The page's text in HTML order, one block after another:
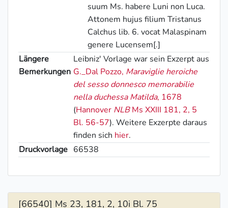
suum Ms. habere Luni non Luca.
Attonem hujus filium Tristanus
Calchus lib. 6. vocat Malaspinam
genere Lucensem[.]
Längere
Bemerkungen
Leibniz' Vorlage war sein Exzerpt aus
G._Dal Pozzo, Maraviglie heroiche
del sesso donnesco memorabilie
nella duchessa Matilda, 1678
(Hannover NLBMs XXIII 181, 2, 5
Bl. 56-57). Weitere Exzerpte daraus
finden sich hier.
Druckvorlage 66538
[66540] Ms 23, 181, 2, 10i Bl. 75